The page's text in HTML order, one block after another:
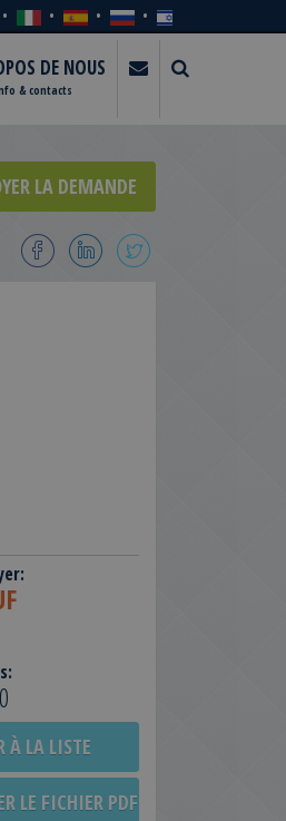
DE NOUS
& contacts
LA DEMANDE
À LA LISTE
LE FICHIER PDF